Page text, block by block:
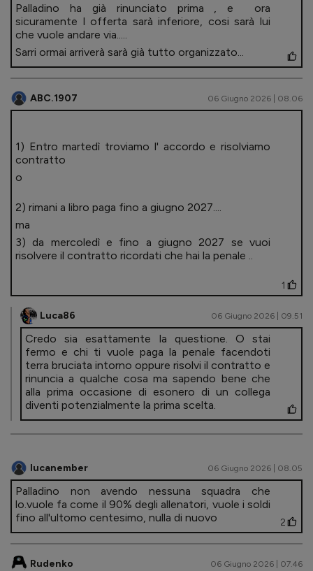
Palladino ha già rinunciato prima , e ora
sicuramente l offerta sarà inferiore, cosi sarà lui
che vuole andare via.....
Sarri ormai arriverà sarà già tutto organizzato...
ABC.1907 06 Giugno 2026 | 08.06
1) Entro martedì troviamo l' accordo e risolviamo
contratto
o
2) rimani a libro paga fino a giugno 2027....
ma
3) da mercoledì e fino a giugno 2027 se vuoi
risolvere il contratto ricordati che hai la penale ..
1
Luca86 06 Giugno 2026 | 09.51
Credo sia esattamente la questione. O stai
fermo e chi ti vuole paga la penale facendoti
terra bruciata intorno oppure risolvi il contratto e
rinuncia a qualche cosa ma sapendo bene che
alla prima occasione di esonero di un collega
diventi potenzialmente la prima scelta.
lucanember 06 Giugno 2026 | 08.05
Palladino non avendo nessuna squadra che
lo.vuole fa come il 90% degli allenatori, vuole i soldi
fino all'ultomo centesimo, nulla di nuovo
2
Rudenko 06 Giugno 2026 | 07.46